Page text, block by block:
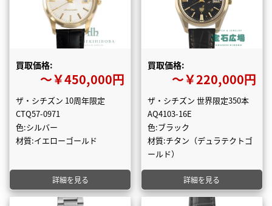
買取価格:
〜￥450,000円
ザ・シチズン 10周年限定
CTQ57-0971
色:シルバー
材質:イエローゴールド
詳細を見る
買取価格:
〜￥220,000円
ザ・シチズン 世界限定350本
AQ4103-16E
色:ブラック
材質:チタン（デュラテクトゴ
ールド）
詳細を見る